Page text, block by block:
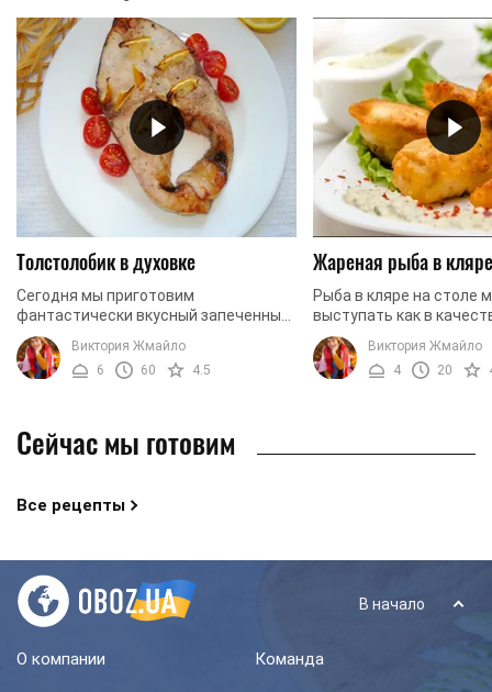
Толстолобик в духовке
Сегодня мы приготовим
фантастически вкусный запеченный
в духовке толстолобик. Для того,
чтобы блюдо было ароматным, мы
сделаем овощную подушку из ...
Виктория Жмайло
6
60 4.5
Жареная рыба в кляре
Рыба в кляре на столе
выступать как в
блюда, так и в
рыбе в виде основного
подойдут свежие ...
Виктория Жмайло
4
20
Сейчас мы готовим
Все рецепты
В начало
О компании Команда